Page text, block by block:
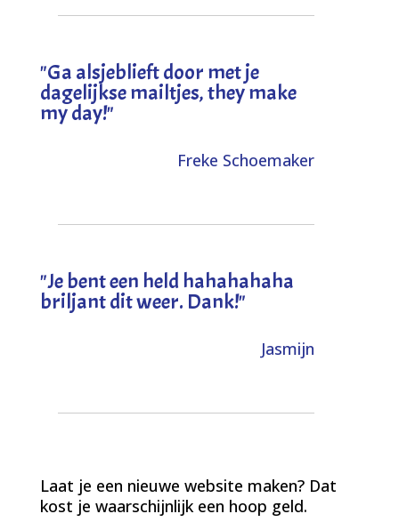
"Ga alsjeblieft door met je
dagelijkse mailtjes, they make
my day!"
Freke Schoemaker
"Je bent een held hahahahaha
briljant dit weer. Dank!"
Jasmijn
Laat je een nieuwe website maken? Dat
kost je waarschijnlijk een hoop geld.